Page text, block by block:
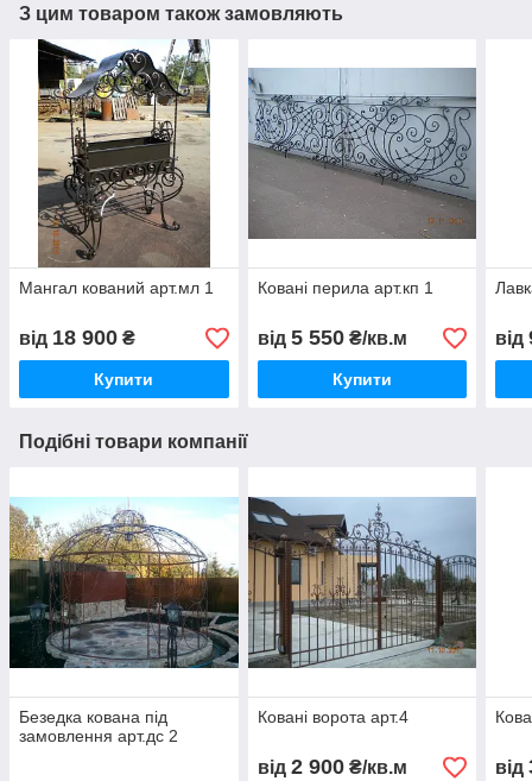
З цим товаром також замовляють
Мангал кований арт.мл 1
від 18 900 ₴
Купити
Ковані перила арт.кп 1
від 5 550₴/кв.м
Купити
від
Подібні товари компанії
Безедка кована під
замовлення арт.дс 2
Ковані ворота арт.4
від 2 900₴/кв.м від